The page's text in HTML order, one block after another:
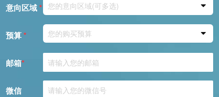
意向区域* 您的意向区域(可多选)
预算* 您的购买预算
邮箱*
微信